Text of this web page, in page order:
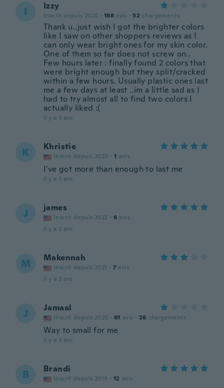
I Izzy
Inscrit depuis 2020 · 188 avis · 52 chargements
Thank u..just wish I got the brighter colors
like I saw on other shoppers reviews as I
can only wear bright ones for my skin color.
One of them so far does not screw on..
Few hours later : finally found 2 colors that
were bright enough but they split/cracked
within a few hours. Usually plastic ones last
me a few days at least ..im a little sad as I
had to try almost all to find two colors I
actually liked :(
il y a 3 ans
K Khristie
Inscrit depuis 2020 · 1 avis
I've got more than enough to last me
il y a 3 ans
J james
Inscrit depuis 2022 · 6 avis
il y a 3 ans
M Makennah
Inscrit depuis 2021 · 7 avis
il y a 3 ans
J Jamaal
Inscrit depuis 2020 · 61 avis · 26 chargements
Way to small for me
il y a 3 ans
B Brandi
Inscrit depuis 2019 · 12 avis